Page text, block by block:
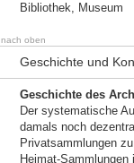
Bibliothek, Museum
nach oben
Geschichte und
Geschichte des
Der systematische
damals noch
Privatsammlungen
Heimat-